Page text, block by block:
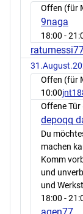
Offen (für
9naga
18:00 -
Offen (für
10:00
Offene
depoqq
Du
machen
Komm
und
und
18:00 -